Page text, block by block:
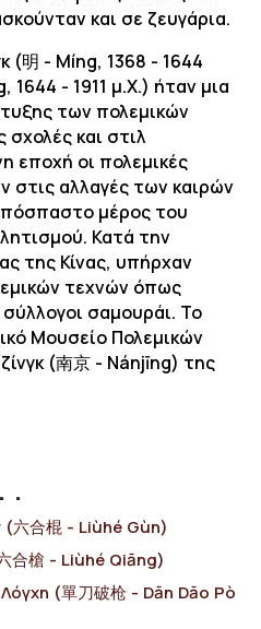
και σε ζευγάρια.
(明 - Míng, 1368 - 1644
1644 - 1911 μ.Χ.) ήταν μια
των πολεμικών
και στιλ
εποχή οι πολεμικές
στις αλλαγές των καιρών
μέρος του
Κατά την
της Κίνας, υπήρχαν
τεχνών όπως
σαμουράι. Το
Μουσείο Πολεμικών
(南京 - Nánjīng) της
.
(六合棍 - Liùhé Gùn)
合槍 - Liùhé Qiāng)
(單刀破枪 - Dān Dāo Pò